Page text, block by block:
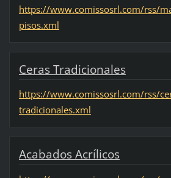
https://www.comissosrl.com/rss/
pisos.xml
Ceras Tradicionales
https://www.comissosrl.com/rss/
tradicionales.xml
Acabados Acrílicos